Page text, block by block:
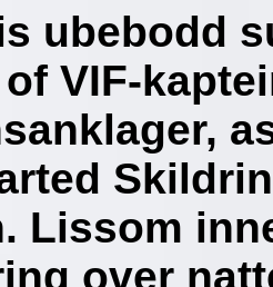
ubebodd
VIF-
Lissom
over